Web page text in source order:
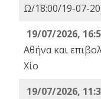
Ω/18:00/19-07-
19/07/2026,
Αθήνα και
Χίο
19/07/2026,